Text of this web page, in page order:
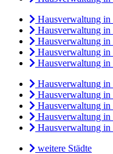
Hausverwaltung
Hausverwaltung in
Hausverwaltung in
Hausverwaltung
Hausverwaltung
Hausverwaltung
Hausverwaltung in
Hausverwaltung in
Hausverwaltung
Hausverwaltung in
weitere Städte